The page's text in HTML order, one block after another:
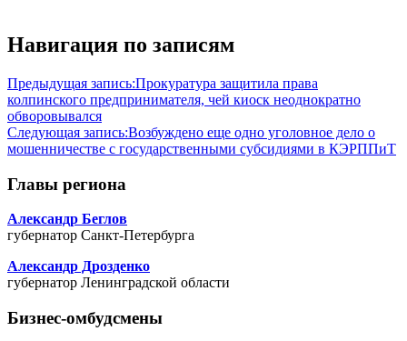
Навигация по записям
Предыдущая запись:Прокуратура защитила права
колпинского предпринимателя, чей киоск неоднократно
обворовывался
Следующая запись:Возбуждено еще одно уголовное дело о
мошенничестве с государственными субсидиями в КЭРППиТ
Главы региона
Александр Беглов
губернатор Санкт-Петербурга
Александр Дрозденко
губернатор Ленинградской области
Бизнес-омбудсмены